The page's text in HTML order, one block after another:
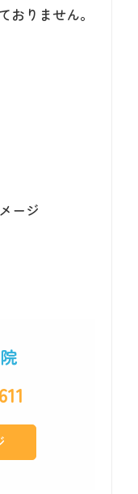
おりません。
ージ